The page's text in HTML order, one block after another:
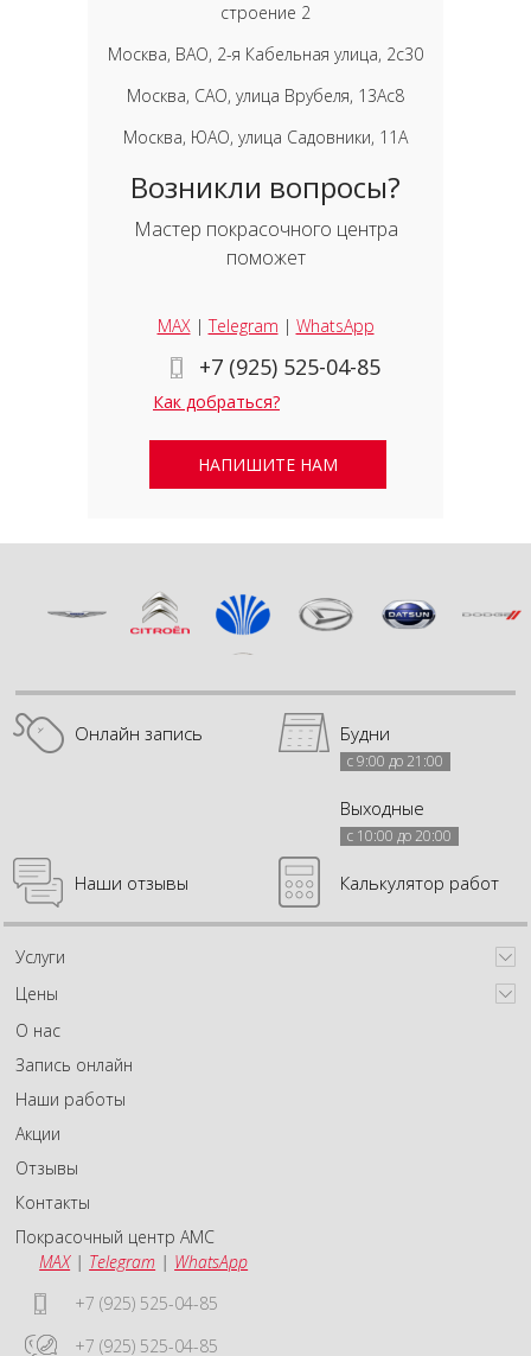
строение 2
Москва, ВАО, 2-я Кабельная улица, 2с30
Москва, САО, улица Врубеля, 13Ас8
Москва, ЮАО, улица Садовники, 11А
Возникли вопросы?
Мастер покрасочного центра
поможет
MAX|Telegram | WhatsApp
+7 (925) 525-04-85
Как добраться?
НАПИШИТЕ НАМ
Онлайн запись Будни
с 9:00 до 21:00
Выходные
с 10:00 до 20:00
Наши отзывы Калькулятор работ
Услуги
Цены
О нас
Запись онлайн
Наши работы
Акции
Отзывы
Контакты
Покрасочный центр АМС
MAX| Telegram | WhatsApp
+7 (925) 525-04-85
+7 (925) 525-04-85